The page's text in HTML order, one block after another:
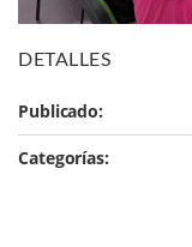
DETALLES
Publicado:
Categorías: